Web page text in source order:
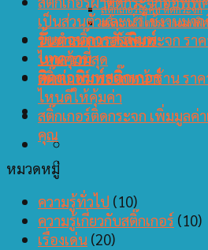
สติ๊กเกอร์ไดคัท ติดกระจก
สติ๊กเกอร์ติดกระจกออฟฟิศ
ขั้นตอนการสั่งพิมพ์
บทความ
ติดต่อพิมพ์สติ๊กเกอร์
เป็นส่วนตัวและน่าใช้งานมา
รับทำสติ๊กเกอร์ติดกระจก รา
ไหนคุ้มที่สุด
สติ๊กเกอร์กระจกหน้าร้าน รา
ไหนดีให้คุ้มค่า
สติ๊กเกอร์ติดกระจก เพิ่มมูล
คุณ
หมวดหมู่
ความรู้ทั่วไป (10)
ความรู้เกี่ยวกับสติ๊กเกอร์ (10)
เรื่องเด่น (20)